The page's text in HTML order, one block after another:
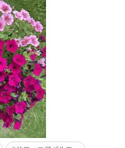
ズのミックス植えです雨
が当たらない軒下などに
に限りがあるのでこの2
🪴☔️ブーケの方は花がら